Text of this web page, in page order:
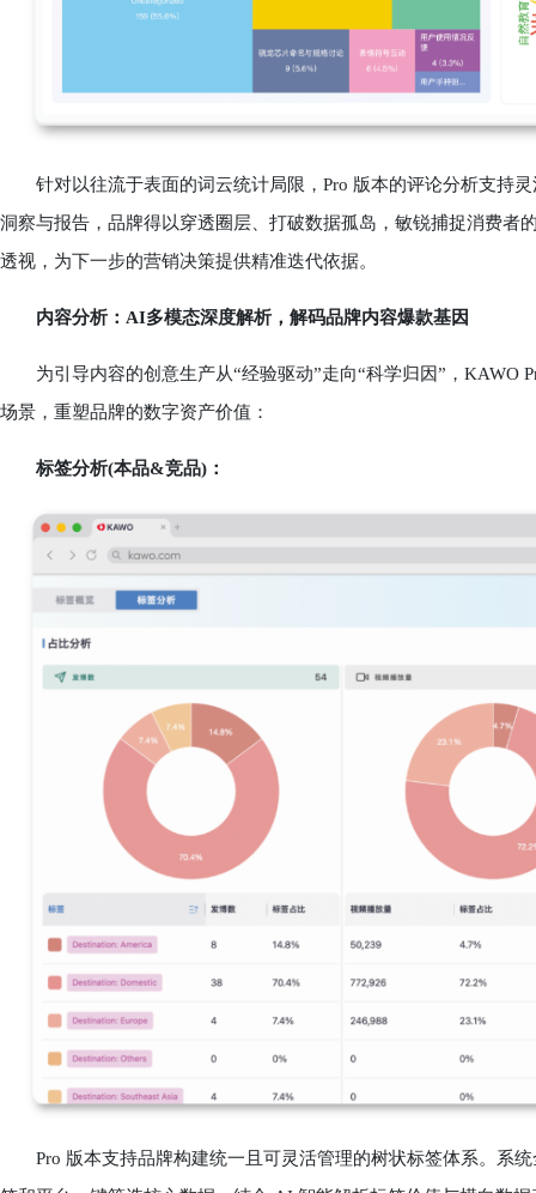
针对以往流于表面的词云统计局限，Pro 版本的评论分析支持
洞察与报告，品牌得以穿透圈层、打破数据孤岛，敏锐捕捉消费者
透视，为下一步的营销决策提供精准迭代依据。
内容分析：AI多模态深度解析，解码品牌内容爆款基因
为引导内容的创意生产从“经验驱动”走向“科学归因”，KAWO
场景，重塑品牌的数字资产价值：
标签分析(本品&竞品)：
Pro 版本支持品牌构建统一且可灵活管理的树状标签体系。系统